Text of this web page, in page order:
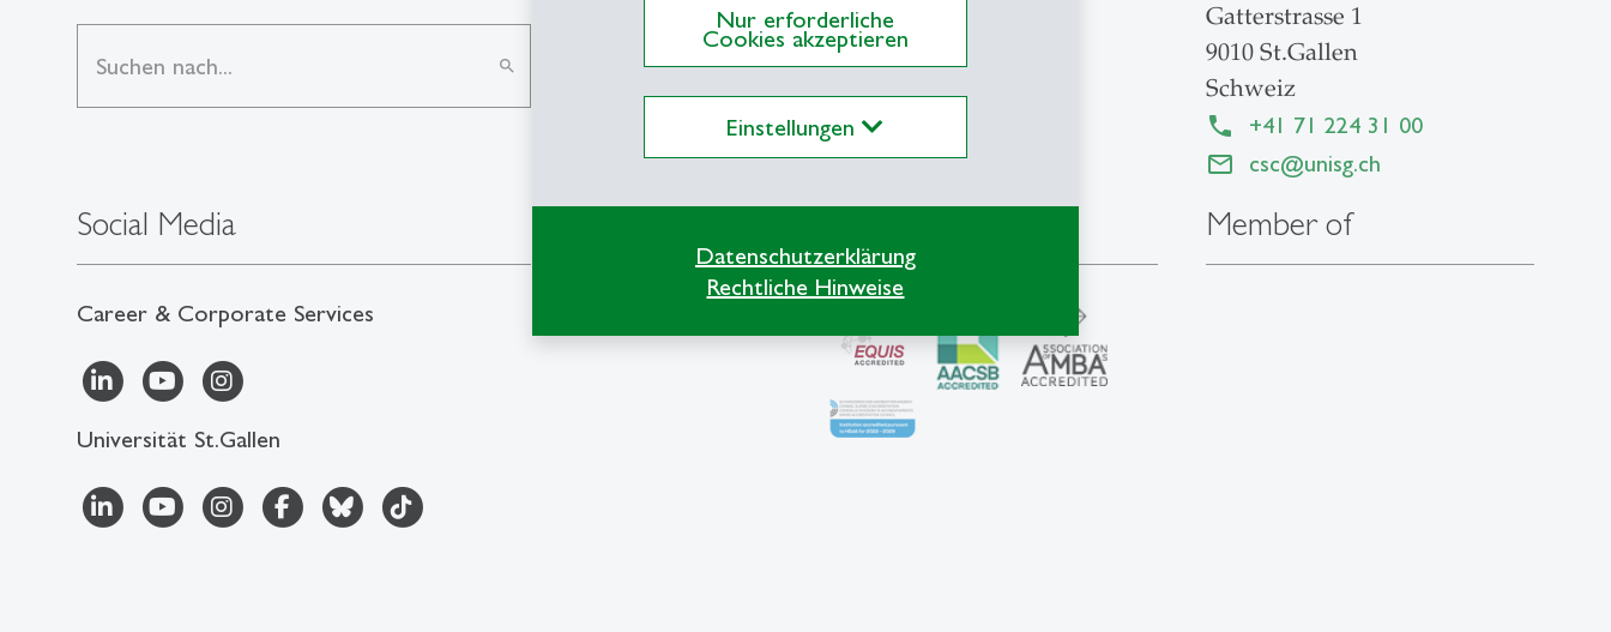
Nur erforderliche
Cookies akzeptieren
Einstellungen
Datenschutzerklärung
Rechtliche Hinweise
search
Social Media
Career & Corporate Services
Universität St.Gallen
Gatterstrasse 1
9010 St.Gallen
Schweiz
+41 71 224 31 00
csc@unisg.ch
Member of